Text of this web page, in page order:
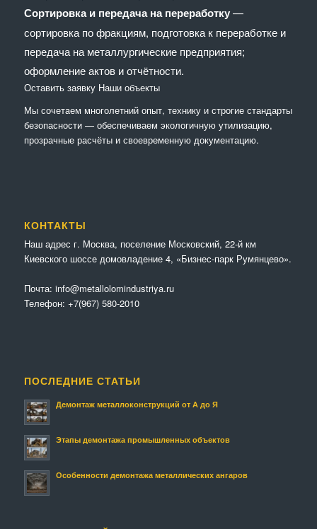
Сортировка и передача на переработку—
сортировка по фракциям, подготовка к переработке и
передача на металлургические предприятия;
оформление актов и отчётности.
Оставить заявку Наши объекты
Мы сочетaем многолетний опыт, технику и строгие стандарты
безопасности — обеспечиваем экологичную утилизацию,
прозрачные расчёты и своевременную документацию.
КОНТАКТЫ
Наш адрес г. Москва, поселение Московский, 22-й км
Киевского шоссе домовладение 4, «Бизнес-парк Румянцево».
Почта: info@metallolomindustriya.ru
Телефон: +7(967) 580-2010
ПОСЛЕДНИЕ СТАТЬИ
Демонтаж металлоконструкций от А до Я
Этапы демонтажа промышленных объектов
Особенности демонтажа металлических ангаров